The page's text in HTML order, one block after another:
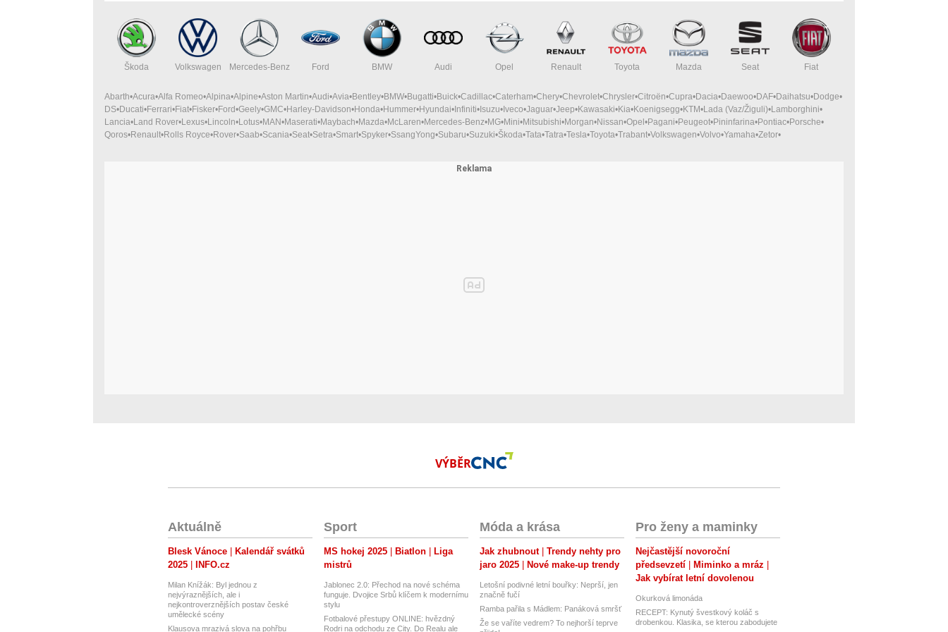
Škoda Volkswagen Mercedes-Benz Ford BMW Audi Opel Renault Toyota Mazda Seat Fiat
Abarth Acura Alfa Romeo Alpina Alpine Aston Martin Audi Avia Bentley BMW Bugatti Buick Cadillac Caterham Chery Chevrolet Chrysler Citroën Cupra Dacia Daewoo DAF Daihatsu Dodge
DS Ducati Ferrari Fiat Fisker Ford Geely GMC Harley-Davidson Honda Hummer Hyundai Infiniti Isuzu Iveco Jaguar Jeep Kawasaki Kia Koenigsegg KTM Lada (Vaz/Žiguli) Lamborghini
Lancia Land Rover Lexus Lincoln Lotus MAN Maserati Maybach Mazda McLaren Mercedes-Benz MG Mini Mitsubishi Morgan Nissan Opel Pagani Peugeot Pininfarina Pontiac Porsche
Qoros Renault Rolls Royce Rover Saab Scania Seat Setra Smart Spyker SsangYong Subaru Suzuki Škoda Tata Tatra Tesla Toyota Trabant Volkswagen Volvo Yamaha Zetor
VÝBĚR
Aktuálně
Blesk Vánoce
Kalendář svátků
2025
INFO.cz
Milan Knížák: Byl jednou z
nejvýraznějších, ale i
nejkontroverznějších postav české
umělecké scény
Klausova mrazivá slova na pohřbu
Sport
MS hokej 2025 Biatlon
Liga
mistrů
Jablonec 2.0: Přechod na nové schéma
funguje. Dvojice Srbů klíčem k modernímu
stylu
Fotbalové přestupy ONLINE: hvězdný
Rodri na odchodu ze City. Do Realu ale
Móda a krása
Jak zhubnout
Trendy nehty pro
jaro 2025
Nové make-up trendy
Letošní podivné letní bouřky: Neprší, jen
značně fučí
Ramba pařila s Mádlem: Panáková smršť
Že se vaříte vedrem? To nejhorší teprve
Pro ženy a maminky
Nejčastější novoroční
předsevzetí
Miminko a mráz
Jak vybírat letní dovolenou
Okurková limonáda
RECEPT: Kynutý švestkový koláč s
drobenkou. Klasika, se kterou zabodujete